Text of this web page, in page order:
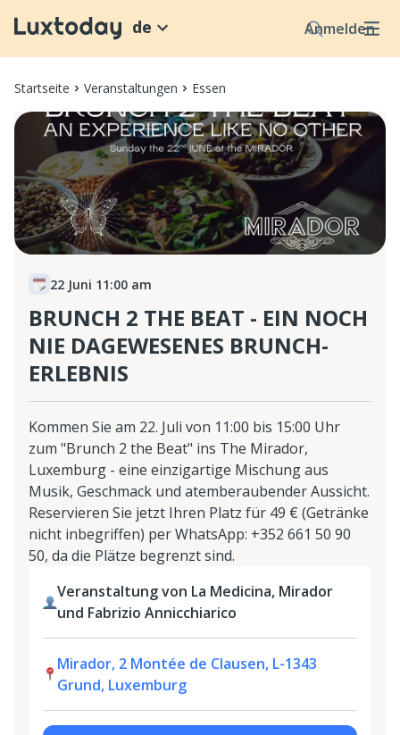
Anmelden
de
Startseite Veranstaltungen Essen
22 Juni 11:00 am
BRUNCH 2 THE BEAT - EIN NOCH
NIE DAGEWESENES BRUNCH-
ERLEBNIS
Kommen Sie am 22. Juli von 11:00 bis 15:00 Uhr
zum "Brunch 2 the Beat" ins The Mirador,
Luxemburg - eine einzigartige Mischung aus
Musik, Geschmack und atemberaubender Aussicht.
Reservieren Sie jetzt Ihren Platz für 49 € (Getränke
nicht inbegriffen) per WhatsApp: +352 661 50 90
50, da die Plätze begrenzt sind.
Veranstaltung von La Medicina, Mirador
und Fabrizio Annicchiarico
Mirador, 2 Montée de Clausen, L-1343
Grund, Luxemburg